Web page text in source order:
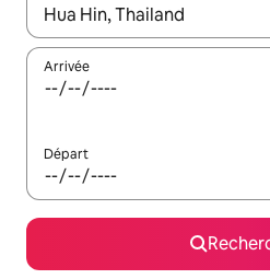
Lorsque les résultats
Arrivée
Départ